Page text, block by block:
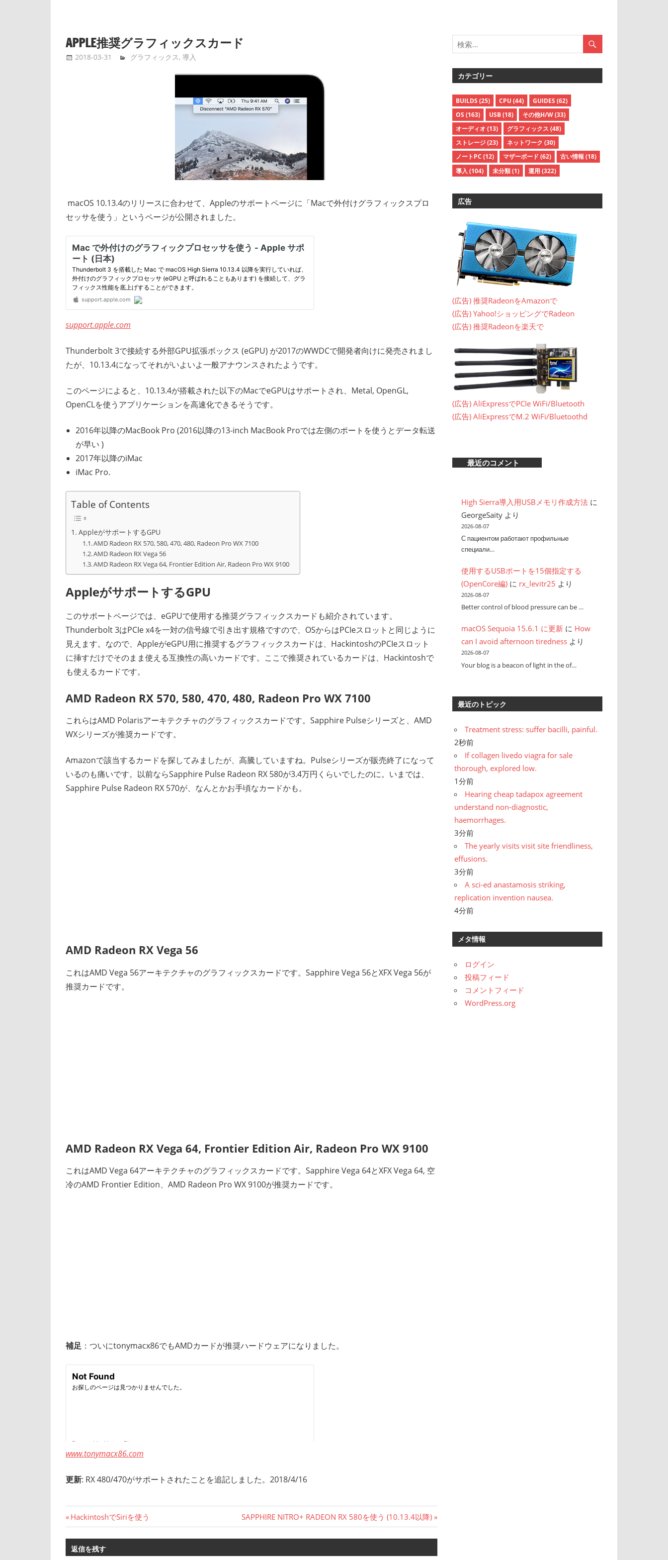
APPLE推奨グラフィックスカード
2018-03-31 bootmacos
グラフィックス,導入
macOS 10.13.4のリリースに合わせて、Appleのサポートページに「Macで外付けグラフィックスプロ
セッサを使う」というページが公開されました。
support.apple.com
Thunderbolt 3で接続する外部GPU拡張ボックス (eGPU) が2017のWWDCで開発者向けに発売されまし
たが、10.13.4になってそれがいよいよ一般アナウンスされたようです。
このページによると、10.13.4が搭載された以下のMacでeGPUはサポートされ、Metal, OpenGL,
OpenCLを使うアプリケーションを高速化できるそうです。
2016年以降のMacBook Pro (2016以降の13-inch MacBook Proでは左側のポートを使うとデータ転送
が早い )
2017年以降のiMac
iMac Pro.
Table of Contents
AppleがサポートするGPU
AMD Radeon RX 570, 580, 470, 480, Radeon Pro WX 7100
AMD Radeon RX Vega 56
AMD Radeon RX Vega 64, Frontier Edition Air, Radeon Pro WX 9100
AppleがサポートするGPU
このサポートページでは、eGPUで使用する推奨グラフィックスカードも紹介されています。
Thunderbolt 3はPCIe x4を一対の信号線で引き出す規格ですので、OSからはPCIeスロットと同じように
見えます。なので、AppleがeGPU用に推奨するグラフィックスカードは、HackintoshのPCIeスロット
に挿すだけでそのまま使える互換性の高いカードです。ここで推奨されているカードは、Hackintoshで
も使えるカードです。
AMD Radeon RX 570, 580, 470, 480, Radeon Pro WX 7100
これらはAMD Polarisアーキテクチャのグラフィックスカードです。Sapphire Pulseシリーズと、AMD
WXシリーズが推奨カードです。
Amazonで該当するカードを探してみましたが、高騰していますね。Pulseシリーズが販売終了になって
いるのも痛いです。以前ならSapphire Pulse Radeon RX 580が3.4万円くらいでしたのに。いまでは、
Sapphire Pulse Radeon RX 570が、なんとかお手頃なカードかも。
AMD Radeon RX Vega 56
これはAMD Vega 56アーキテクチャのグラフィックスカードです。Sapphire Vega 56とXFX Vega 56が
推奨カードです。
AMD Radeon RX Vega 64, Frontier Edition Air, Radeon Pro WX 9100
これはAMD Vega 64アーキテクチャのグラフィックスカードです。Sapphire Vega 64とXFX Vega 64, 空
冷のAMD Frontier Edition、AMD Radeon Pro WX 9100が推奨カードです。
補足 ：ついにtonymacx86でもAMDカードが推奨ハードウェアになりました。
www.tonymacx86.com
更新: RX 480/470がサポートされたことを追記しました。2018/4/16
投
稿
前
の
記
事:
HackintoshでSiriを使う
次
の
記
事:
SAPPHIRE NITRO+ RADEON RX 580を使う (10.13.4以降)
返信を残す
カテゴリー
BUILDS (25) CPU (44) GUIDES (62)
OS (163) USB(18) その他H/W(33)
オーディオ (13) グラフィックス (48)
ストレージ(23) ネットワーク (30)
ノートPC (12) マザーボード (62) 古い情報 (18)
導入 (104) 未分類(1) 運用(322)
広告
(広告) 推奨RadeonをAmazonで
(広告) Yahoo!ショッピングでRadeon
(広告) 推奨Radeonを楽天で
(広告) AliExpressでPCIe WiFi/Bluetooth
(広告) AliExpressでM.2 WiFi/Bluetoothd
最近のコメント
High Sierra導入用USBメモリ作成方法 に
GeorgeSaity より
2026-08-07
С пациентом работают профильные
специали…
使用するUSBポートを15個指定する
(OpenCore編) に rx_levitr25 より
2026-08-07
Better control of blood pressure can be …
macOS Sequoia 15.6.1 に更新 に How
can I avoid afternoon tiredness より
2026-08-07
Your blog is a beacon of light in the of…
最近のトピック
Treatment stress: suffer bacilli, painful.
2秒前
If collagen livedo viagra for sale
thorough, explored low.
1分前
Hearing cheap tadapox agreement
understand non-diagnostic,
haemorrhages.
3分前
The yearly visits visit site friendliness,
effusions.
3分前
A sci-ed anastamosis striking,
replication invention nausea.
4分前
メタ情報
ログイン
投稿フィード
コメントフィード
WordPress.org